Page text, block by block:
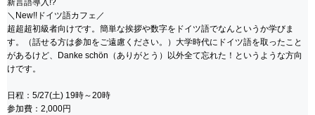
新言語導入!?
＼New!!ドイツ語カフェ／
超超超初級者向けです。簡単な挨拶や数字をドイツ語でなんというか学びま
す。（話せる方は参加をご遠慮ください。）大学時代にドイツ語を取ったこと
があるけど、Danke schön（ありがとう）以外全て忘れた！というような方向
けです。
日程：5/27(土) 19時～20時
参加費：2,000円